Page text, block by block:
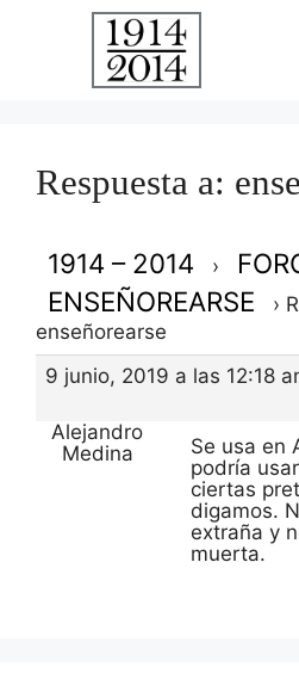
Respuesta a:
1914 – 2014 ›
ENSEÑOREARSE ›
enseñorearse
9 junio, 2019 a las 12:18
Alejandro
Medina
Se usa en
podría
ciertas
digamos.
extraña y
muerta.